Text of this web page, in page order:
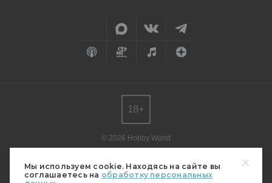
Мы используем cookie. Находясь на сайте вы
соглашаетесь на обработку персональных
© 2026 Hobby World
редакции.
Мнение авторов может не совпадать с мнением редакции.
18+